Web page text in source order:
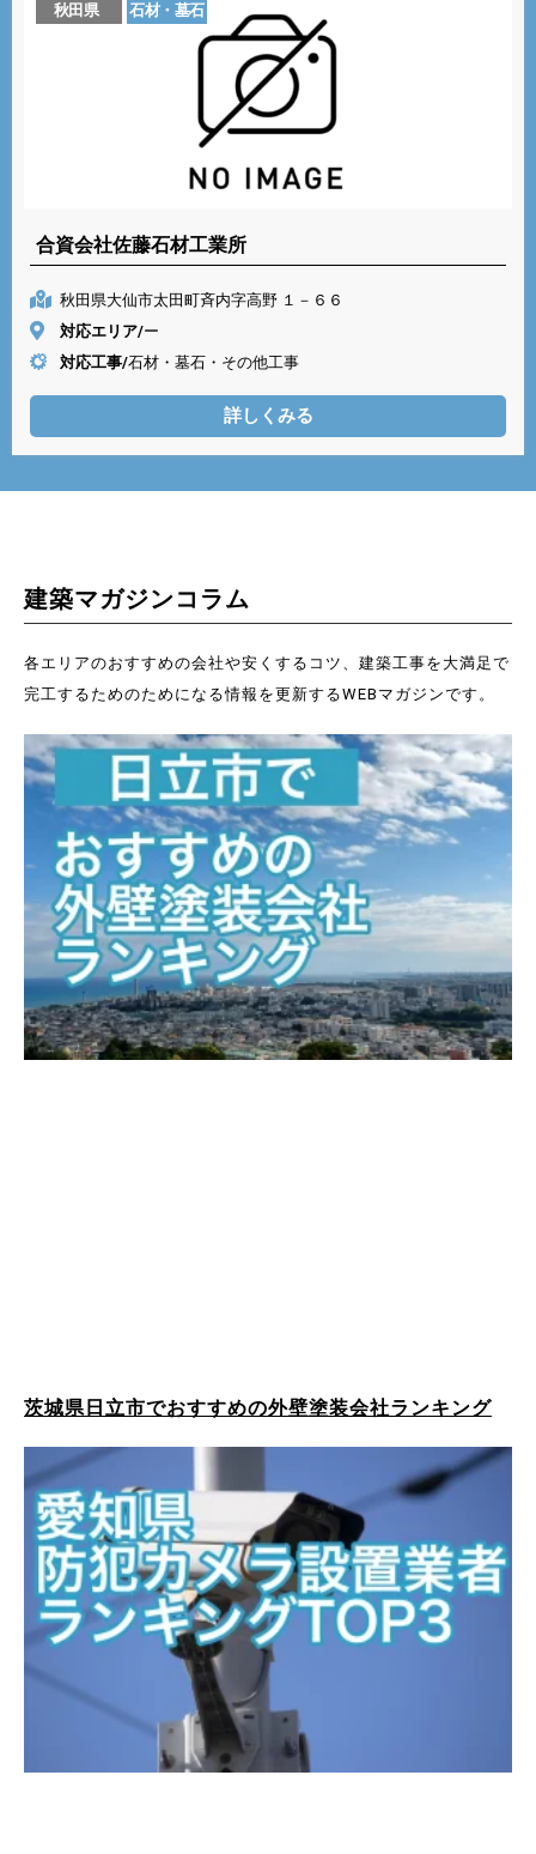
秋田県 石材・墓石
合資会社佐藤石材工業所
秋田県大仙市太田町斉内字高野 １－６６
対応エリア/ー
対応工事/石材・墓石・その他工事
詳しくみる
建築マガジンコラム
各エリアのおすすめの会社や安くするコツ、建築工事を大満足で
完工するためのためになる情報を更新するWEBマガジンです。
茨城県日立市でおすすめの外壁塗装会社ランキング